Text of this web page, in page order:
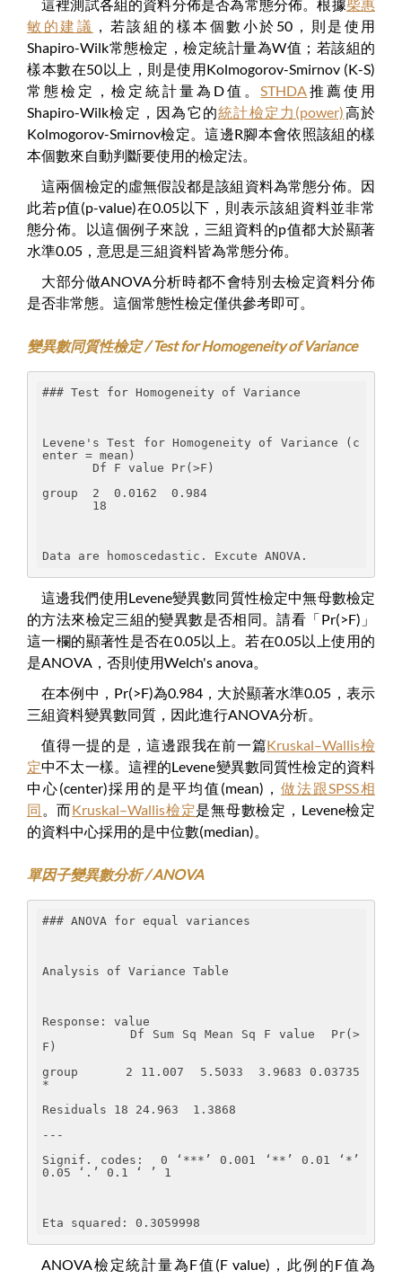
這裡測試各組的資料分佈是否為常態分佈。根據柴惠
敏的建議 ，若該組的樣本個數小於50，則是使用
Shapiro-Wilk常態檢定，檢定統計量為W值；若該組的
樣本數在50以上，則是使用Kolmogorov-Smirnov (K-S)
常態檢定，檢定統計量為D值。STHDA推薦使用
Shapiro-Wilk檢定，因為它的統計檢定力(power)高於
Kolmogorov-Smirnov檢定。這邊R腳本會依照該組的樣
本個數來自動判斷要使用的檢定法。
這兩個檢定的虛無假設都是該組資料為常態分佈。因
此若p值(p-value)在0.05以下，則表示該組資料並非常
態分佈。以這個例子來說，三組資料的p值都大於顯著
水準0.05，意思是三組資料皆為常態分佈。
大部分做ANOVA分析時都不會特別去檢定資料分佈
是否非常態。這個常態性檢定僅供參考即可。
變異數同質性檢定 / Test for Homogeneity of Variance
### Test for Homogeneity of Variance
Levene's Test for Homogeneity of Variance (c
enter = mean)
Df F value Pr(>F)
group  2  0.0162  0.984
18
Data are homoscedastic. Excute ANOVA.
這邊我們使用Levene變異數同質性檢定中無母數檢定
的方法來檢定三組的變異數是否相同。請看「Pr(>F)」
這一欄的顯著性是否在0.05以上。若在0.05以上使用的
是ANOVA，否則使用Welch's anova。
在本例中，Pr(>F)為0.984，大於顯著水準0.05，表示
三組資料變異數同質，因此進行ANOVA分析。
值得一提的是，這邊跟我在前一篇Kruskal–Wallis檢
定中不太一樣。這裡的Levene變異數同質性檢定的資料
中心(center)採用的是平均值(mean)， 做法跟SPSS相
同 。而Kruskal–Wallis檢定是無母數檢定，Levene檢定
的資料中心採用的是中位數(median)。
單因子變異數分析 / ANOVA
### ANOVA for equal variances
Analysis of Variance Table
Response: value
Df Sum Sq Mean Sq F value  Pr(>
F)
group      2 11.007  5.5033  3.9683 0.03735
*
---
Signif. codes:  0 ‘***’ 0.001 ‘**’ 0.01 ‘*’
0.05 ‘.’ 0.1 ‘ ’ 1
Eta squared: 0.3059998
ANOVA檢定統計量為F值(F value)，此例的F值為